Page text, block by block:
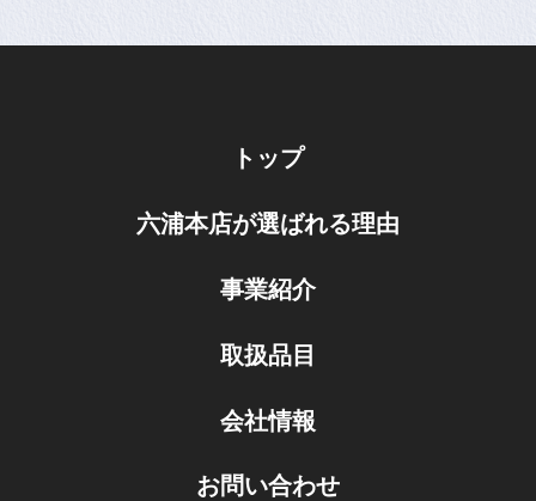
トップ
六浦本店が選ばれる理由
事業紹介
取扱品目
会社情報
お問い合わせ